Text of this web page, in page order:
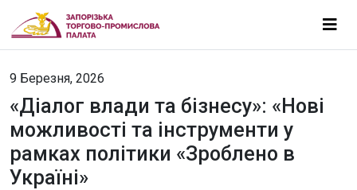
9 Березня, 2026
«Діалог влади та бізнесу»: «Нові
можливості та інструменти у
рамках політики «Зроблено в
Україні»